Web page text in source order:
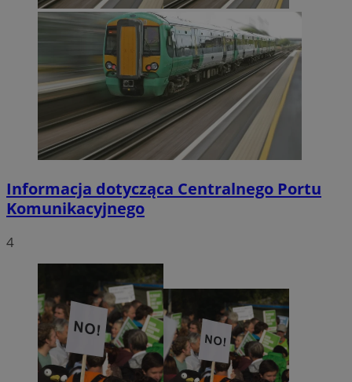
Informacja dotycząca Centralnego Portu
Komunikacyjnego
4